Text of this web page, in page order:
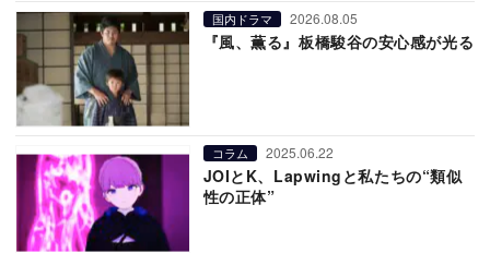
国内ドラマ 2026.08.05
『風、薫る』板橋駿谷の安心感が光る
コラム 2025.06.22
JOIとK、Lapwingと私たちの“類似
性の正体”